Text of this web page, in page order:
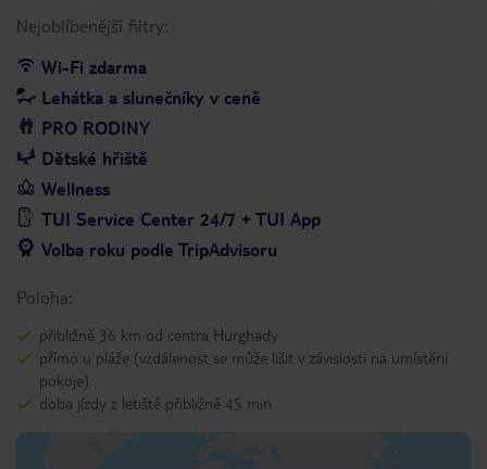
Nejoblíbenější filtry:
Wi-Fi zdarma
Lehátka a slunečníky v ceně
PRO RODINY
Dětské hřiště
Wellness
TUI Service Center 24/7 + TUI App
Volba roku podle TripAdvisoru
Poloha:
přibližně 36 km od centra Hurghady
přímo u pláže (vzdálenost se může lišit v závislosti na umístění
pokoje)
doba jízdy z letiště přibližně 45 min.